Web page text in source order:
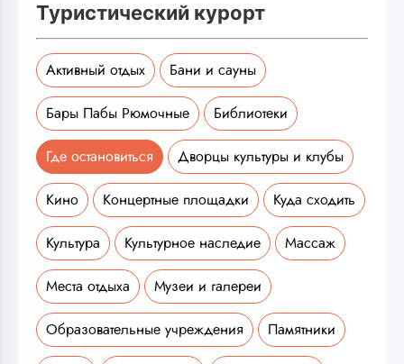
Туристический курорт
Активный отдых Бани и сауны
Бары Пабы Рюмочные Библиотеки
Где остановиться Дворцы культуры и клубы
Кино Концертные площадки Куда сходить
Культура Культурное наследие Массаж
Места отдыха Музеи и галереи
Образовательные учреждения Памятники